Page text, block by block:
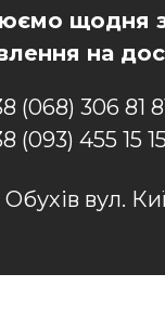
щодня з
на
(068) 306 81
(093) 455 15 15
Обухів вул.